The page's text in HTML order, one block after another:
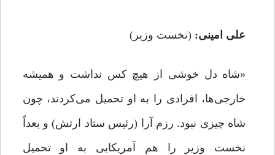
علی امینی: (نخست وزیر)
«شاه دل خوشی از هیچ کس نداشت و همیشه
خارجی‌ها، افرادی را به او تحمیل می‌کردند، چون
شاه چیزی نبود. رزم آرا (رئیس ستاد ارتش) و بعداً
نخست وزیر را هم آمریکایی به او تحمیل